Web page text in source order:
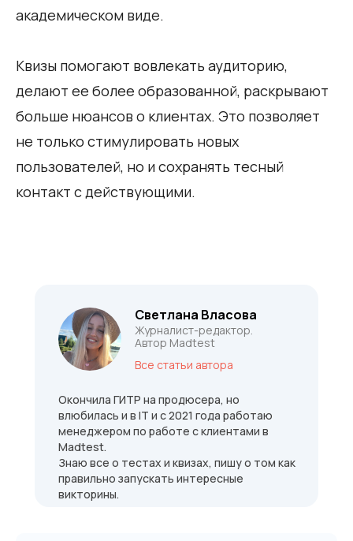
академическом виде.
Квизы помогают вовлекать аудиторию,
делают ее более образованной, раскрывают
больше нюансов о клиентах. Это позволяет
не только стимулировать новых
пользователей, но и сохранять тесный
контакт с действующими.
Окончила ГИТР на продюсера, но
влюбилась и в IT и с 2021 года работаю
менеджером по работе с клиентами в
Madtest.
Знаю все о тестах и квизах, пишу о том как
правильно запускать интересные
викторины.
Светлана Власова
Журналист-редактор.
Автор Madtest
Все статьи автора